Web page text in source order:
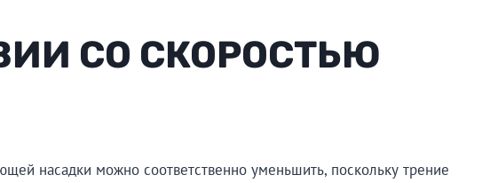
СО СКОРОСТЬЮ
насадки можно соответственно уменьшить, поскольку трение